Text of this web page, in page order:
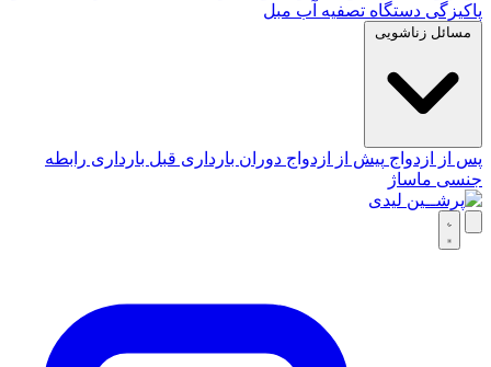
پاکیزگی دستگاه تصفیه آب مبل
مسائل زناشویی
پس از ازدواج پیش از ازدواج دوران بارداری قبل بارداری رابطه
جنسی ماساژ